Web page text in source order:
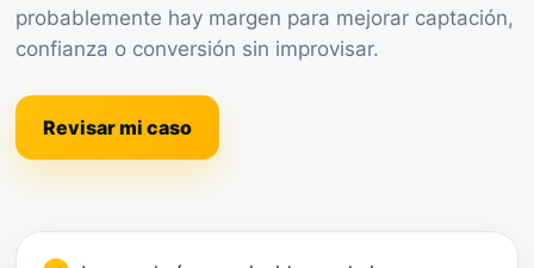
probablemente hay margen para mejorar captación,
confianza o conversión sin improvisar.
Revisar mi caso